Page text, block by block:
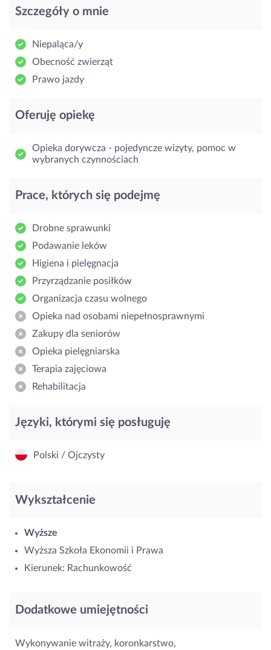
Szczegóły o mnie
Niepaląca/y
Obecność zwierząt
Prawo jazdy
Oferuję opiekę
Opieka dorywcza - pojedyncze wizyty, pomoc w
wybranych czynnościach
Prace, których się podejmę
Drobne sprawunki
Podawanie leków
Higiena i pielęgnacja
Przyrządzanie posiłków
Organizacja czasu wolnego
Opieka nad osobami niepełnosprawnymi
Zakupy dla seniorów
Opieka pielęgniarska
Terapia zajęciowa
Rehabilitacja
Języki, którymi się posługuję
Polski / Ojczysty
Wykształcenie
Wyższe
Wyższa Szkoła Ekonomii i Prawa
Kierunek: Rachunkowość
Dodatkowe umiejętności
Wykonywanie witraży, koronkarstwo,